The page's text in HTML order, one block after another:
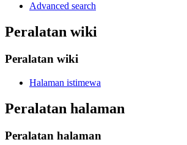
Advanced search
Peralatan wiki
Peralatan wiki
Halaman istimewa
Peralatan halaman
Peralatan halaman